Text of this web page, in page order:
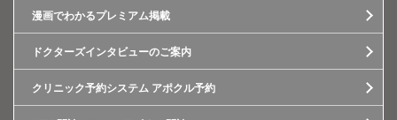
漫画でわかるプレミアム掲載
ドクターズインタビューのご案内
クリニック予約システム アポクル予約